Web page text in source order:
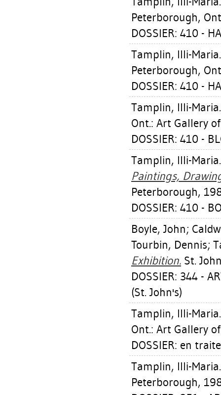
Peterborough,
DOSSIER: 410 -
Tamplin, Illi-Maria
Peterborough,
DOSSIER: 410 -
Tamplin, Illi-Maria
Ont.: Art Gallery
DOSSIER: 410 -
Tamplin, Illi-Maria
Paintings,
Peterborough,
DOSSIER: 410 -
Boyle, John;
Tourbin, Dennis;
Exhibition. St.
DOSSIER: 344 -
(St. John's)
Tamplin, Illi-Maria
Ont.: Art Gallery
DOSSIER: en
Tamplin, Illi-Maria
Peterborough,